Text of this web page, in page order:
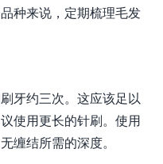
种来说，定期梳理毛发
牙约三次。这应该足以
使用更长的针刷。使用
缠结所需的深度。